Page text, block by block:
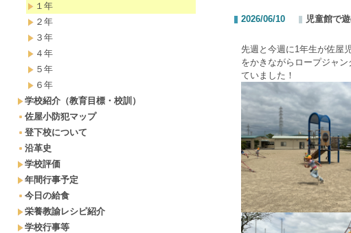
１年
２年
３年
４年
５年
６年
学校紹介（教育目標・校訓）
佐屋小防犯マップ
登下校について
沿革史
学校評価
年間行事予定
今日の給食
栄養教諭レシピ紹介
学校行事等
2026/06/10 児童館で遊
先週と今週に1年生が佐屋
をかきながらロープジャ
ていました！